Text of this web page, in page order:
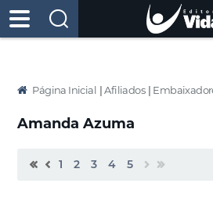
Página Inicial | Afiliados |
Amanda Azuma
1 2 3 4 5